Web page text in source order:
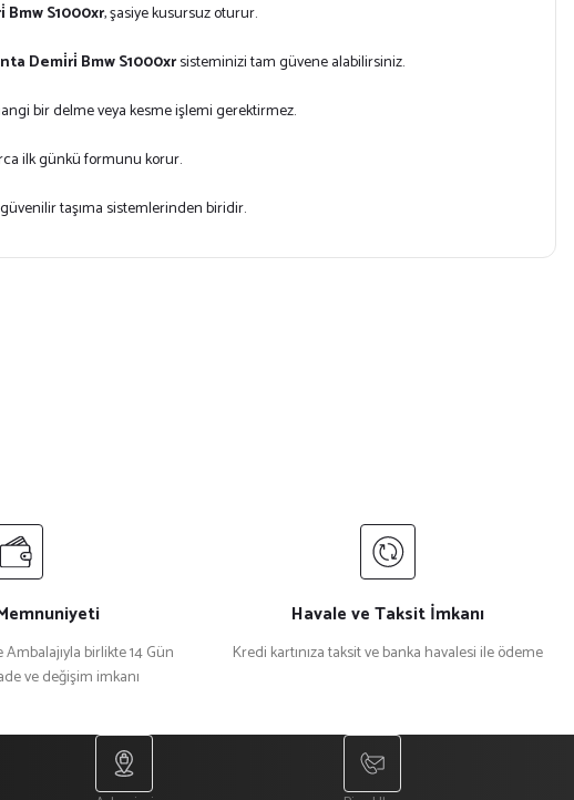
Bmw S1000xr, şasiye kusursuz oturur.
Demi̇ri̇ Bmw S1000xrsisteminizi tam güvene alabilirsiniz.
bir delme veya kesme işlemi gerektirmez.
ilk günkü formunu korur.
taşıma sistemlerinden biridir.
birlikte 14 Gün
ve değişim imkanı
Havale ve Taksit İmkanı
Kredi kartınıza taksit ve banka havalesi ile ödeme